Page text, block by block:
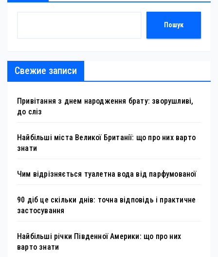
Пошук
Свежие записи
Привітання з днем народження брату: зворушливі,
до сліз
Найбільші міста Великої Британії: що про них варто
знати
Чим відрізняється туалетна вода від парфумованої
90 діб це скільки днів: точна відповідь і практичне
застосування
Найбільші річки Південної Америки: що про них
варто знати